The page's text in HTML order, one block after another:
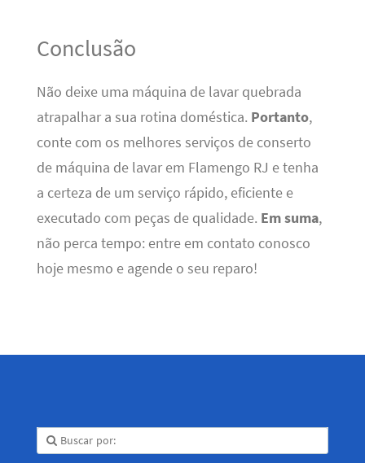
Conclusão
Não deixe uma máquina de lavar quebrada
atrapalhar a sua rotina doméstica. Portanto,
conte com os melhores serviços de conserto
de máquina de lavar em Flamengo RJ e tenha
a certeza de um serviço rápido, eficiente e
executado com peças de qualidade. Em suma,
não perca tempo: entre em contato conosco
hoje mesmo e agende o seu reparo!